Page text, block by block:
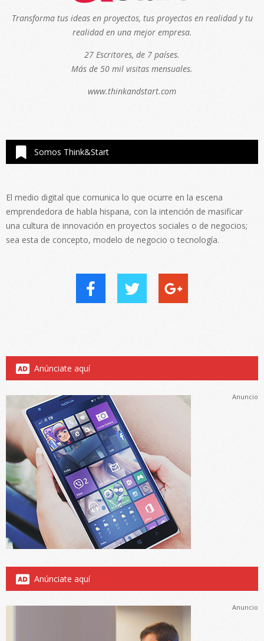
Transforma tus ideas en proyectos, tus proyectos en realidad y tu
realidad en una mejor empresa.
27 Escritores, de 7 países.
Más de 50 mil visitas mensuales.
www.thinkandstart.com
Somos Think&Start
El medio digital que comunica lo que ocurre en la escena
emprendedora de habla hispana, con la intención de masificar
una cultura de innovación en proyectos sociales o de negocios;
sea esta de concepto, modelo de negocio o tecnología.
Anúnciate aquí
Anuncio
Anúnciate aquí
Anuncio